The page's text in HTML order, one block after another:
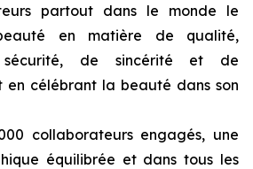
partout dans le monde le
en matière de qualité,
sécurité, de sincérité et de
en célébrant la beauté dans son
collaborateurs engagés, une
équilibrée et dans tous les